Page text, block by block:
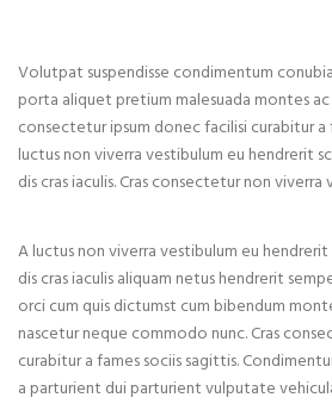
Volutpat suspendisse condimentum
porta aliquet pretium malesuada montes
consectetur ipsum donec facilisi curabitur a
luctus non viverra vestibulum eu hendrerit
dis cras iaculis. Cras consectetur non viverra
A luctus non viverra vestibulum eu
dis cras iaculis aliquam netus hendrerit
orci cum quis dictumst cum bibendum
nascetur neque commodo nunc. Cras
curabitur a fames sociis sagittis.
a parturient dui parturient vulputate